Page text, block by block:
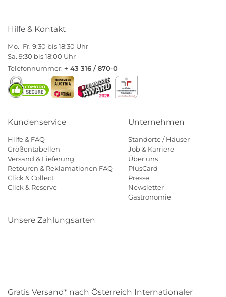
Hilfe & Kontakt
Mo.–Fr. 9:30 bis 18:30 Uhr
Sa. 9:30 bis 18:00 Uhr
Telefonnummer: + 43 316 / 870-0
Kundenservice
Hilfe & FAQ
Größentabellen
Versand & Lieferung
Retouren & Reklamationen FAQ
Click & Collect
Click & Reserve
Unternehmen
Standorte / Häuser
Job & Karriere
Über uns
PlusCard
Presse
Newsletter
Gastronomie
Unsere Zahlungsarten
Gratis Versand* nach Österreich Internationaler